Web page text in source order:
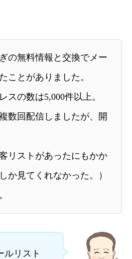
の無料情報と交換でメー
ことがありました。
スの数は5,000件以上。
数回配信しましたが、開
リストがあったにもかか
か見てくれなかった。）
ルリスト